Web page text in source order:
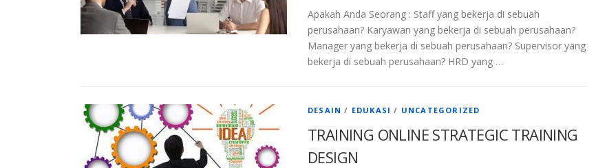
Apakah Anda Seorang : Staff yang bekerja di sebuah
perusahaan? Karyawan yang bekerja di sebuah perusahaan?
Manager yang bekerja di sebuah perusahaan? Supervisor yang
bekerja di sebuah perusahaan? HRD yang …
DESAIN / EDUKASI / UNCATEGORIZED
TRAINING ONLINE STRATEGIC TRAINING
DESIGN